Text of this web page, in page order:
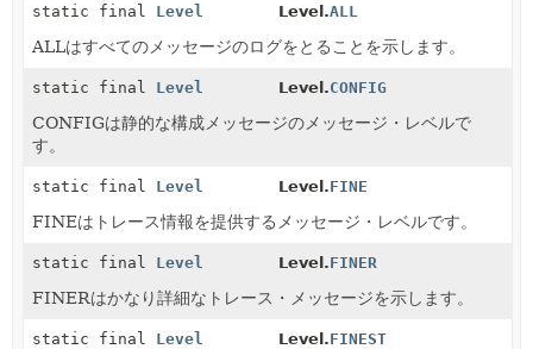
static final Level Level.ALL
ALLはすべてのメッセージのログをとることを示します。
static final Level Level.CONFIG
CONFIGは静的な構成メッセージのメッセージ・レベルで
す。
static final Level Level.FINE
FINEはトレース情報を提供するメッセージ・レベルです。
static final Level Level.FINER
FINERはかなり詳細なトレース・メッセージを示します。
static final Level Level.FINEST